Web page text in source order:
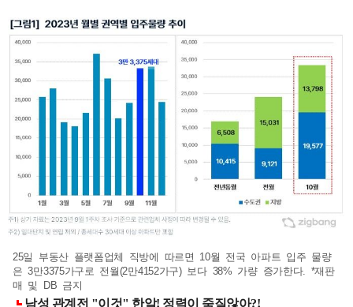
25일 부동산 플랫폼업체 직방에 따르면 10월 전국 아파트 입주 물량
은 3만3375가구로 전월(2만4152가구) 보다 38% 가량 증가한다. *재판
매 및 DB 금지